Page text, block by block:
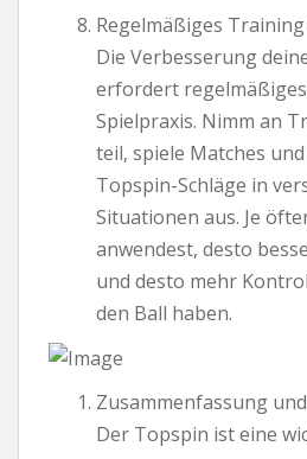
Regelmäßiges
Die Verbesserung
erfordert
Spielpraxis. Nimm an
teil, spiele Matches
Topspin-Schläge in
Situationen aus. Je
anwendest, desto
und desto mehr
den Ball haben.
Zusammenfassung
Der Topspin ist eine